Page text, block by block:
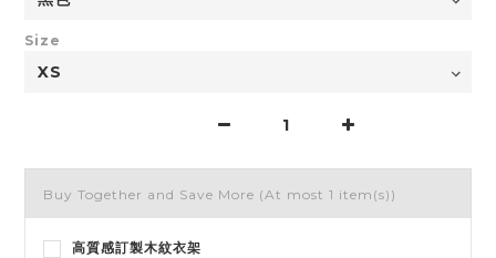
Size
Buy Together and Save More (At most 1 item(s))
高質感訂製木紋衣架